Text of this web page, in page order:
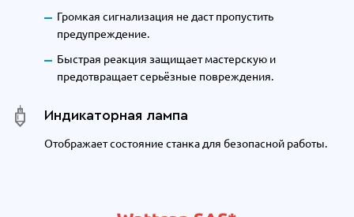
Громкая сигнализация не даст пропустить
предупреждение.
Быстрая реакция защищает мастерскую и
предотвращает серьёзные повреждения.
Индикаторная лампа
Отображает состояние станка для безопасной работы.